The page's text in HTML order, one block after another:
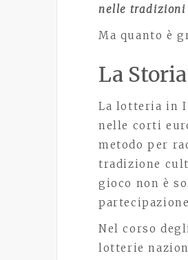
nelle tradizioni
Ma quanto è
La
La lotteria in
nelle corti
metodo per
tradizione
gioco non è
Nel corso
lotterie